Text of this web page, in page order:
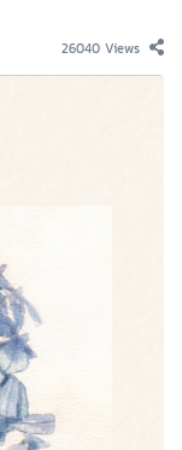
26040 Views